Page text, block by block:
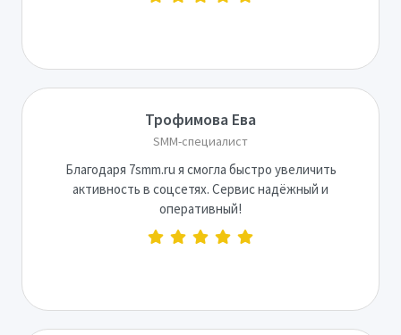
Трофимова Ева
SMM-специалист
Благодаря 7smm.ru я смогла быстро увеличить
активность в соцсетях. Сервис надёжный и
оперативный!